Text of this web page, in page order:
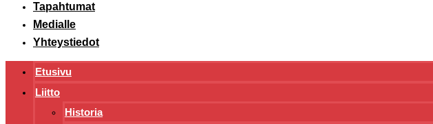
Tapahtumat
Medialle
Yhteystiedot
Etusivu
Liitto
Historia